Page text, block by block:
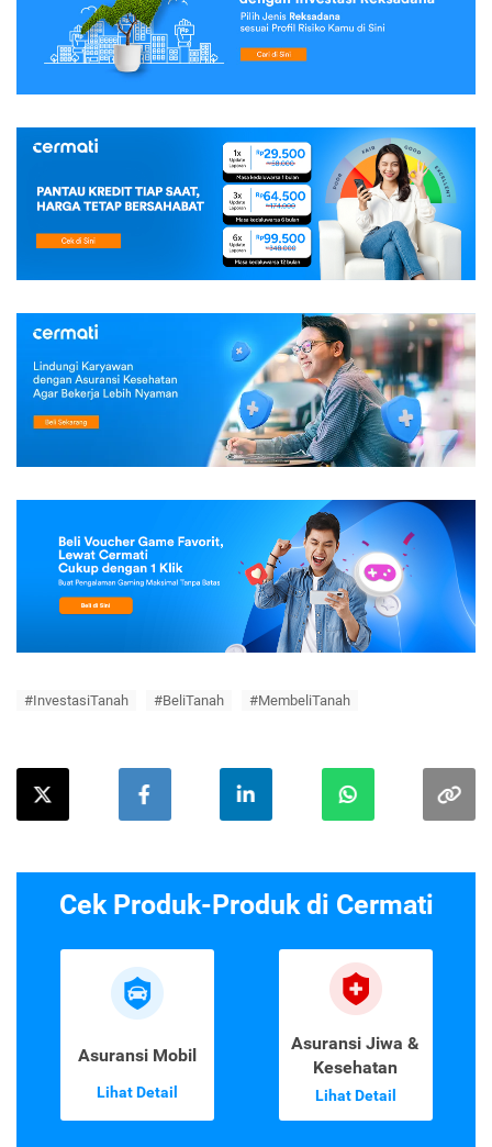
#InvestasiTanah #BeliTanah #MembeliTanah
Cek Produk-Produk di Cermati
Asuransi Mobil
Lihat Detail
Asuransi Jiwa &
Kesehatan
Lihat Detail